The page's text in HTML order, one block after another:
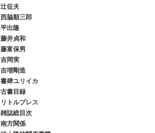
辻征夫
西脇順三郎
平出隆
藤井貞和
藤富保男
吉岡実
吉増剛造
書肆ユリイカ
古書目録
リトルプレス
雑誌総目次
南方関係